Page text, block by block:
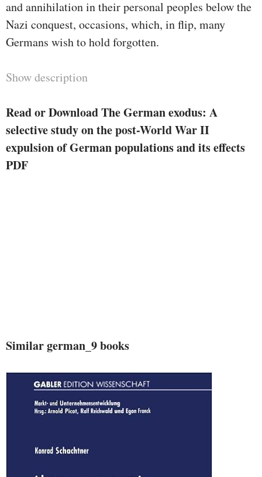
and annihilation in their personal peoples below the
Nazi conquest, occasions, which, in flip, many
Germans wish to hold forgotten.
Show description
Read or Download The German exodus: A
selective study on the post-World War II
expulsion of German populations and its effects
PDF
Similar german_9 books